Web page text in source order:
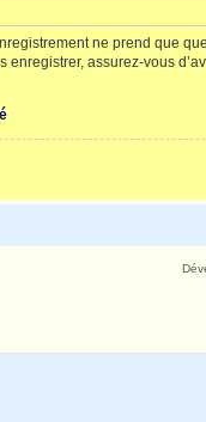
ne prend que
assurez-vous